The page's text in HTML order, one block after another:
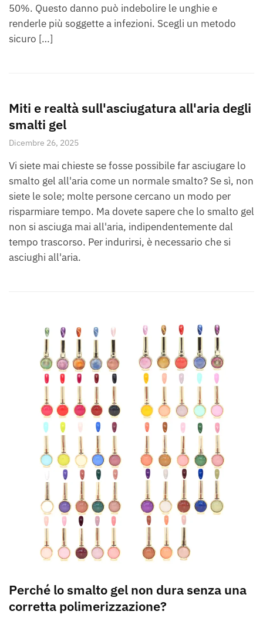
50%. Questo danno può indebolire le unghie e
renderle più soggette a infezioni. Scegli un metodo
sicuro […]
Miti e realtà sull'asciugatura all'aria degli
smalti gel
Dicembre 26, 2025
Vi siete mai chieste se fosse possibile far asciugare lo
smalto gel all'aria come un normale smalto? Se sì, non
siete le sole; molte persone cercano un modo per
risparmiare tempo. Ma dovete sapere che lo smalto gel
non si asciuga mai all'aria, indipendentemente dal
tempo trascorso. Per indurirsi, è necessario che si
asciughi all'aria.
Perché lo smalto gel non dura senza una
corretta polimerizzazione?